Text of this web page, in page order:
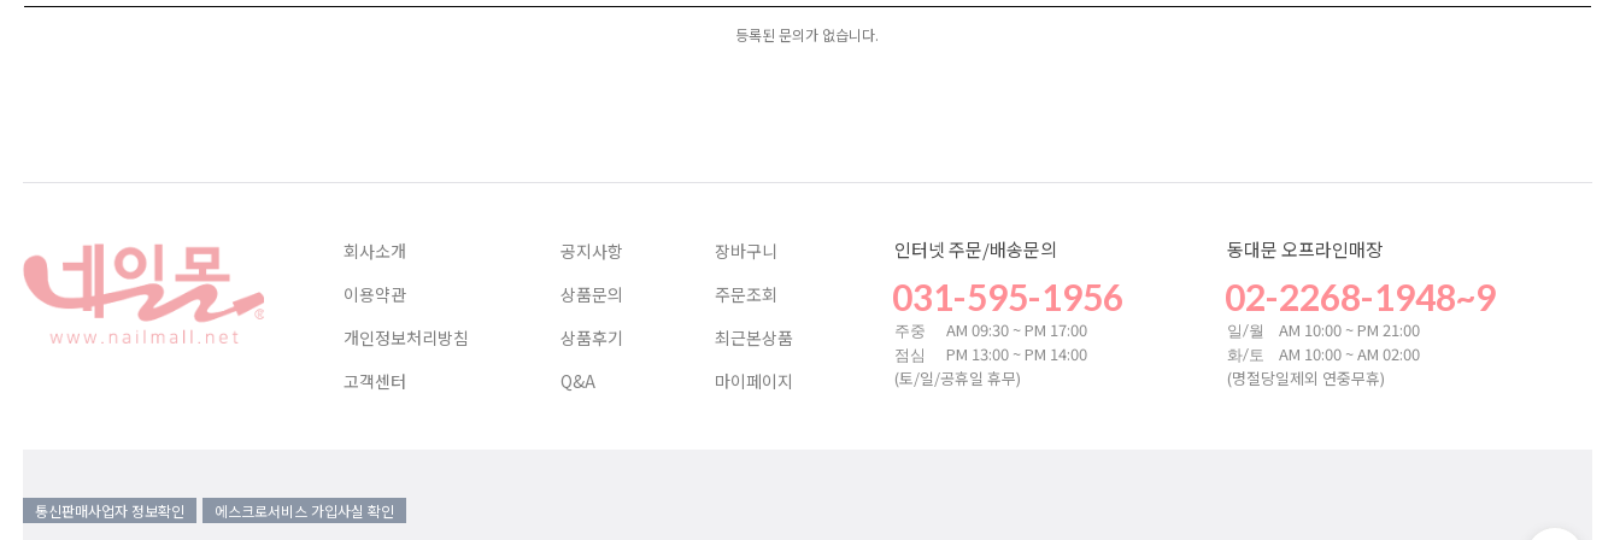
등록된 문의가 없습니다.
회사소개
이용약관
개인정보처리방침
고객센터
공지사항
상품문의
상품후기
Q&A
장바구니
주문조회
최근본상품
마이페이지
인터넷 주문/배송문의
031-595-1956
주중 AM 09:30 ~ PM 17:00
점심
PM 13:00 ~ PM 14:00
(토/일/공휴일 휴무)
동대문 오프라인매장
02-2268-1948~9
일/월 AM 10:00 ~ PM 21:00
화/토
AM 10:00 ~ AM 02:00
(명절당일제외 연중무휴)
통신판매사업자 정보확인 에스크로서비스 가입사실 확인